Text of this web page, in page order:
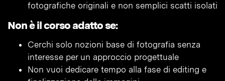
fotografiche originali e non semplici scatti isolati
Non è il corso adatto se:
Cerchi solo nozioni base di fotografia senza
interesse per un approccio progettuale
Non vuoi dedicare tempo alla fase di editing e